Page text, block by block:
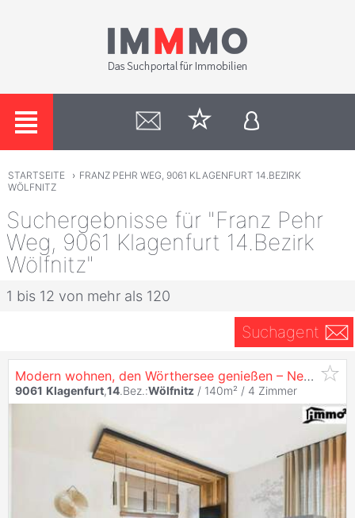
STARTSEITE › FRANZ PEHR WEG, 9061 KLAGENFURT 14.BEZIRK
WÖLFNITZ
Suchergebnisse für "Franz Pehr
Weg, 9061 Klagenfurt 14.Bezirk
Wölfnitz"
1 bis 12 von mehr als 120
Suchagent
Modern wohnen, den Wörthersee genießen – Neubauhaus in begehrter Lage von
9061 Klagenfurt,14.Bez.:Wölfnitz / 140m² / 4 Zimmer